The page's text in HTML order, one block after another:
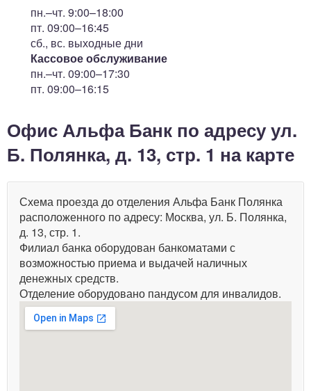
пн.–чт. 9:00–18:00
пт. 09:00–16:45
сб., вс. выходные дни
Кассовое обслуживание
пн.–чт. 09:00–17:30
пт. 09:00–16:15
Офис Альфа Банк по адресу ул.
Б. Полянка, д. 13, стр. 1 на карте
Схема проезда до отделения Альфа Банк Полянка
расположенного по адресу: Москва, ул. Б. Полянка,
д. 13, стр. 1.
Филиал банка оборудован банкоматами с
возможностью приема и выдачей наличных
денежных средств.
Отделение оборудовано пандусом для инвалидов.